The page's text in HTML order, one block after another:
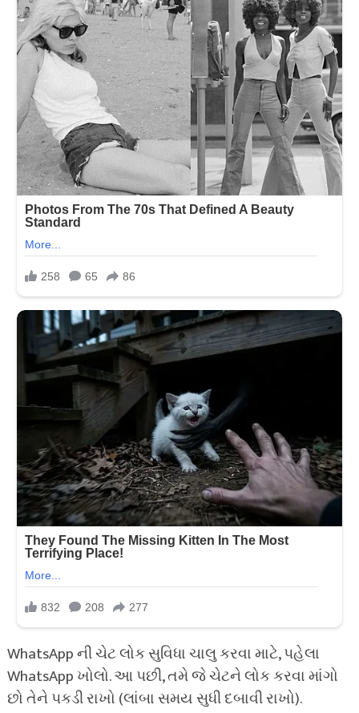
WhatsApp ની ચેટ લોક સુવિધા ચાલુ કરવા માટે, પહેલા
WhatsApp ખોલો. આ પછી, તમે જે ચેટને લોક કરવા માંગો
છો તેને પકડી રાખો (લાંબા સમય સુધી દબાવી રાખો).